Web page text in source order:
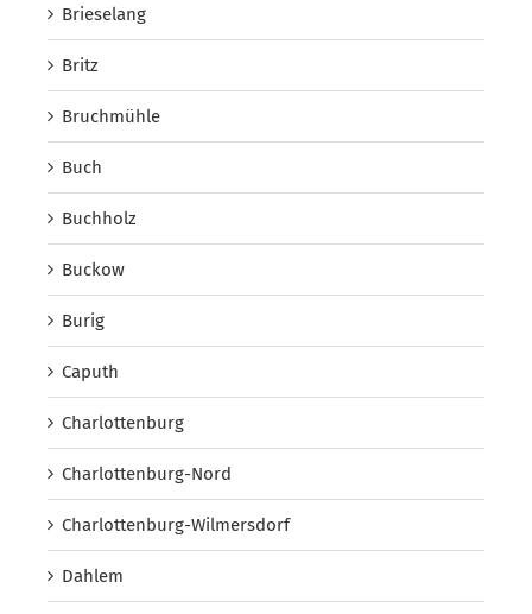
Brieselang
Britz
Bruchmühle
Buch
Buchholz
Buckow
Burig
Caputh
Charlottenburg
Charlottenburg-Nord
Charlottenburg-Wilmersdorf
Dahlem